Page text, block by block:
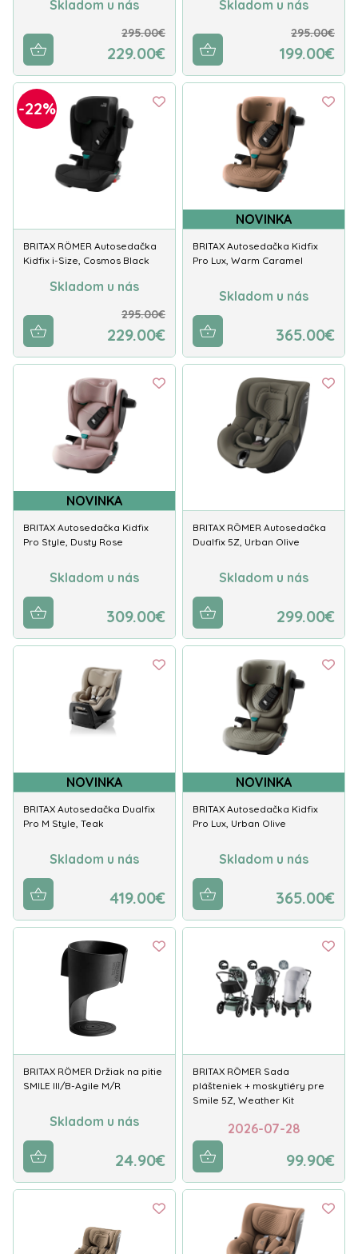
Skladom u nás
295.00€
229.00€
Skladom u nás
295.00€
199.00€
-22%
BRITAX RÖMER Autosedačka
Kidfix i-Size, Cosmos Black
Skladom u nás
295.00€
229.00€
NOVINKA
BRITAX Autosedačka Kidfix
Pro Lux, Warm Caramel
Skladom u nás
365.00€
NOVINKA
BRITAX Autosedačka Kidfix
Pro Style, Dusty Rose
Skladom u nás
309.00€
BRITAX RÖMER Autosedačka
Dualfix 5Z, Urban Olive
Skladom u nás
299.00€
NOVINKA
BRITAX Autosedačka Dualfix
Pro M Style, Teak
Skladom u nás
419.00€
NOVINKA
BRITAX Autosedačka Kidfix
Pro Lux, Urban Olive
Skladom u nás
365.00€
BRITAX RÖMER Držiak na pitie
SMILE III/B-Agile M/R
Skladom u nás
24.90€
BRITAX RÖMER Sada
plášteniek + moskytiéry pre
Smile 5Z, Weather Kit
2026-07-28
99.90€